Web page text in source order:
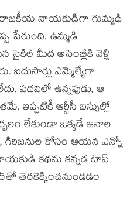
రాజకీయ నాయకుడిగా గుమ్మడి
పేరుంది. ఉమ్మ‌డి
సైకిల్ మీద‌ అసెంబ్లీకి వెళ్లి
ఐదుసార్లు ఎమ్మెల్యేగా
ప‌ద‌విలో ఉన్న‌పుడు, ఆ
ఆర్టీసీ బస్సుల్లో
లేకుండా ఒక్క‌డే జ‌నాల
గిరిజ‌నుల కోసం ఆయ‌న ఎన్నో
క‌థ‌ను క‌న్న‌డ టాప్
తెర‌కెక్కించ‌నుండ‌డం